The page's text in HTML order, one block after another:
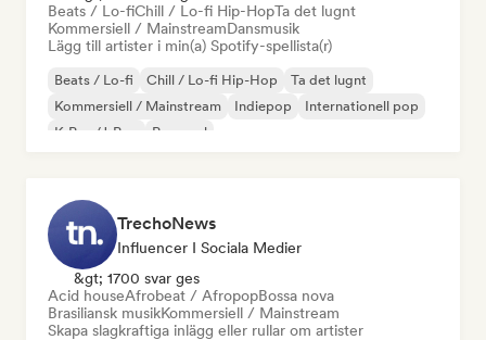
Beats / Lo-fiChill / Lo-fi Hip-HopTa det lugnt
Kommersiell / MainstreamDansmusik
Lägg till artister i min(a) Spotify-spellista(r)
Beats / Lo-fi Chill / Lo-fi Hip-Hop
Ta det lugnt
Kommersiell / Mainstream
Indiepop
Internationell pop
K-Pop/J-Pop
Pop soul
TrechoNews
Influencer I Sociala Medier
&gt; 1700 svar ges
Acid houseAfrobeat / AfropopBossa nova
Brasiliansk musikKommersiell / Mainstream
Skapa slagkraftiga inlägg eller rullar om artister